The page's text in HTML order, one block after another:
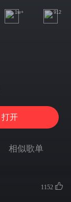
1w+ 912
打开
相似歌单
1152